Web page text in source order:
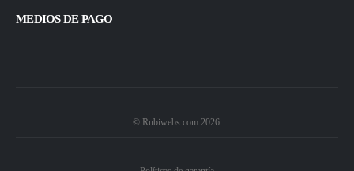
MEDIOS DE PAGO
© Rubiwebs.com 2026.